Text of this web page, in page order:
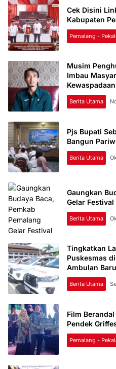
Cek Disini
Kabupaten
Pemalang -
Musim
Imbau
Kewaspadaan
Berita Utama
Pjs Bupati
Bangun
Berita Utama
Gaungkan
Gelar
Berita Utama
Tingkatkan
Puskesmas
Ambulan Baru
Berita Utama
Film
Pendek
Pemalang -